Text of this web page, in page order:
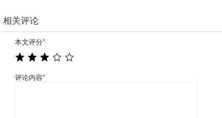
相关评论
本文评分*
评论内容*